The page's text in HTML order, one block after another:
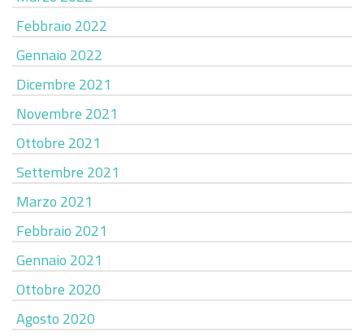
Febbraio 2022
Gennaio 2022
Dicembre 2021
Novembre 2021
Ottobre 2021
Settembre 2021
Marzo 2021
Febbraio 2021
Gennaio 2021
Ottobre 2020
Agosto 2020